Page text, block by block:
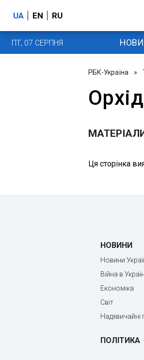
UA EN RU
ПТ, 07 СЕРПНЯ
РБК-Україна »
Ця сторінка
НОВИНИ
Новини
Війна в
Економіка
Світ
Надзвичайні
ПОЛІТИКА